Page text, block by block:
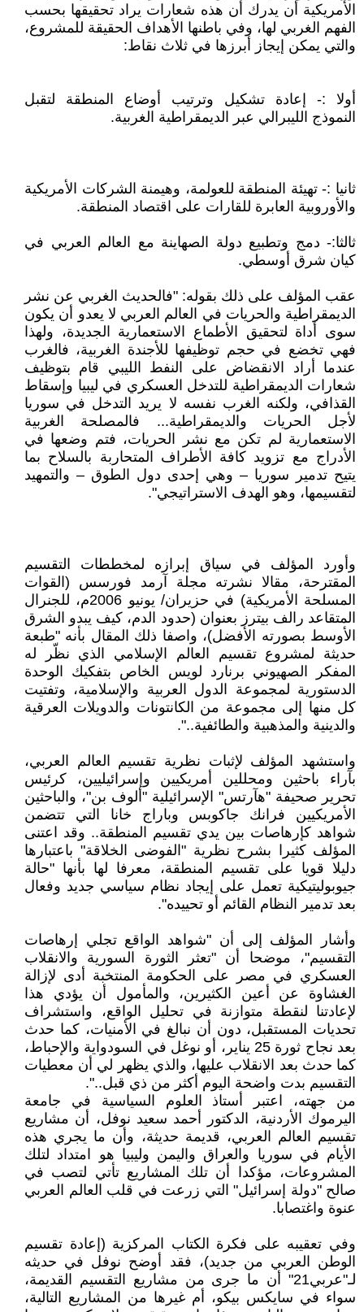
الأمريكية أن يدرك أن هذه شعارات يراد تحقيقها بحسب
الفهم الغربي لها، وفي باطنها الأهداف الحقيقة للمشروع،
والتي يمكن إيجاز أبرزها في ثلاث نقاط:
أولا :- إعادة تشكيل وترتيب أوضاع المنطقة لتقبل
النموذج الليبرالي عبر الديمقراطية الغربية.
ثانيا :- تهيئة المنطقة للعولمة، وهيمنة الشركات الأمريكية
والأوروبية العابرة للقارات على اقتصاد المنطقة.
ثالثا:- دمج وتطبيع دولة الصهاينة مع العالم العربي في
كيان شرق أوسطي.
عقب المؤلف على ذلك بقوله: "فالحديث الغربي عن نشر
الديمقراطية والحريات في العالم العربي لا يعدو أن يكون
سوى أداة لتحقيق الأطماع الاستعمارية الجديدة، ولهذا
فهي تخضع في حجم توظيفها للأجندة الغربية، فالغرب
عندما أراد الانقضاض على النفط الليبي قام بتوظيف
شعارات الديمقراطية للتدخل العسكري في ليبيا وإسقاط
القذافي، ولكنه الغرب نفسه لا يريد التدخل في سوريا
لأجل الحريات والديمقراطية... فالمصلحة الغربية
الاستعمارية لم تكن مع نشر الحريات، فتم وضعها في
الأدراج مع تزويد كافة الأطراف المتحاربة بالسلاح بما
يتيح تدمير سوريا – وهي إحدى دول الطوق – والتمهيد
لتقسيمها، وهو الهدف الاستراتيجي".
وأورد المؤلف في سياق إبرازه لمخططات التقسيم
المقترحة، مقالا نشرته مجلة آرمد فورسس (القوات
المسلحة الأمريكية) في حزيران/ يونيو 2006م، للجنرال
المتقاعد رالف بيترز بعنوان (حدود الدم، كيف يبدو الشرق
الأوسط بصورته الأفضل)، واصفا ذلك المقال بأنه "طبعة
حديثة لمشروع تقسيم العالم الإسلامي الذي نظّر له
المفكر الصهيوني برنارد لويس الخاص بتفكيك الوحدة
الدستورية لمجموعة الدول العربية والإسلامية، وتفتيت
كل منها إلى مجموعة من الكانتونات والدويلات العرقية
والدينية والمذهبية والطائفية..".
واستشهد المؤلف لإثبات نظرية تقسيم العالم العربي،
بآراء باحثين ومحللين أمريكيين وإسرائيليين، كرئيس
تحرير صحيفة "هآرتس" الإسرائيلية "ألوف بن"، والباحثين
الأمريكيين فرانك جاكوبس وباراج خانا التي تتضمن
شواهد كإرهاصات بين يدي تقسيم المنطقة.. وقد اعتنى
المؤلف كثيرا بشرح نظرية "الفوضى الخلاقة" باعتبارها
دليلا قويا على تقسيم المنطقة، معرفا لها بأنها "حالة
جيوبوليتيكية تعمل على إيجاد نظام سياسي جديد وفعال
بعد تدمير النظام القائم أو تحييده".
وأشار المؤلف إلى أن "شواهد الواقع تجلي إرهاصات
التقسيم"، موضحا أن "تعثر الثورة السورية والانقلاب
العسكري في مصر على الحكومة المنتخبة أدى لإزالة
الغشاوة عن أعين الكثيرين، والمأمول أن يؤدي هذا
لإعادتنا لنقطة متوازنة في تحليل الواقع، واستشراف
تحديات المستقبل، دون أن نبالغ في الأمنيات، كما حدث
بعد نجاح ثورة 25 يناير، أو نوغل في السودواية والإحباط،
كما حدث بعد الانقلاب عليها، والذي يظهر لي أن معطيات
التقسيم بدت واضحة اليوم أكثر من ذي قبل..".
من جهته، اعتبر أستاذ العلوم السياسية في جامعة
اليرموك الأردنية، الدكتور أحمد سعيد نوفل، أن مشاريع
تقسيم العالم العربي، قديمة حديثة، وأن ما يجري هذه
الأيام في سوريا والعراق واليمن وليبيا هو امتداد لتلك
المشروعات، مؤكدا أن تلك المشاريع تأتي لتصب في
صالح "دولة إسرائيل" التي زرعت في قلب العالم العربي
عنوة واغتصابا.
وفي تعقيبه على فكرة الكتاب المركزية (إعادة تقسيم
الوطن العربي من جديد)، فقد أوضح نوفل في حديثه
لـ"عربي21" أن ما جرى من مشاريع التقسيم القديمة،
سواء في سايكس بيكو، أم غيرها من المشاريع التالية،